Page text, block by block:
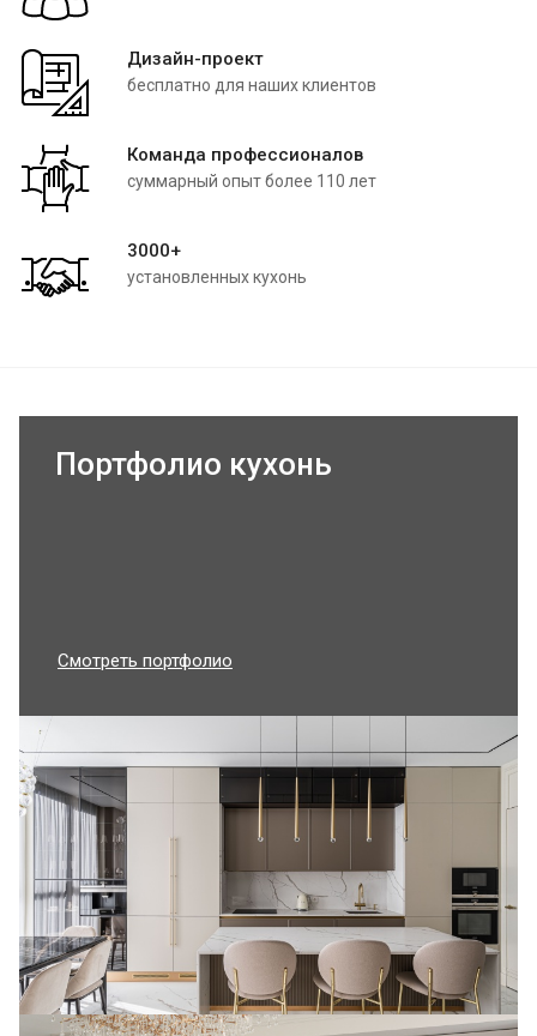
Дизайн-проект
бесплатно для наших клиентов
Команда профессионалов
суммарный опыт более 110 лет
3000+
установленных кухонь
Портфолио кухонь
Смотреть портфолио
Роскошная неоклассическая кухня в
дизайнерском проекте